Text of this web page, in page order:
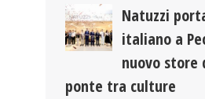
Natuzzi
italiano a
nuovo store
ponte tra culture